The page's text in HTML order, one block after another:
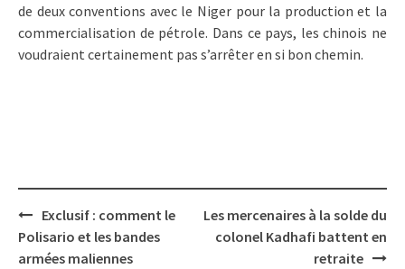
de deux conventions avec le Niger pour la production et la
commercialisation de pétrole. Dans ce pays, les chinois ne
voudraient certainement pas s’arrêter en si bon chemin.
Post
navigation
Exclusif : comment le
Polisario et les bandes
armées maliennes
Les mercenaires à la solde du
colonel Kadhafi battent en
retraite